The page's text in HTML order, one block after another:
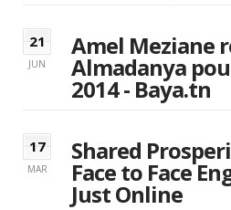
21
JUN
Amel Meziane
Almadanya
2014 - Baya.tn
17
MAR
Shared
Face to Face
Just Online